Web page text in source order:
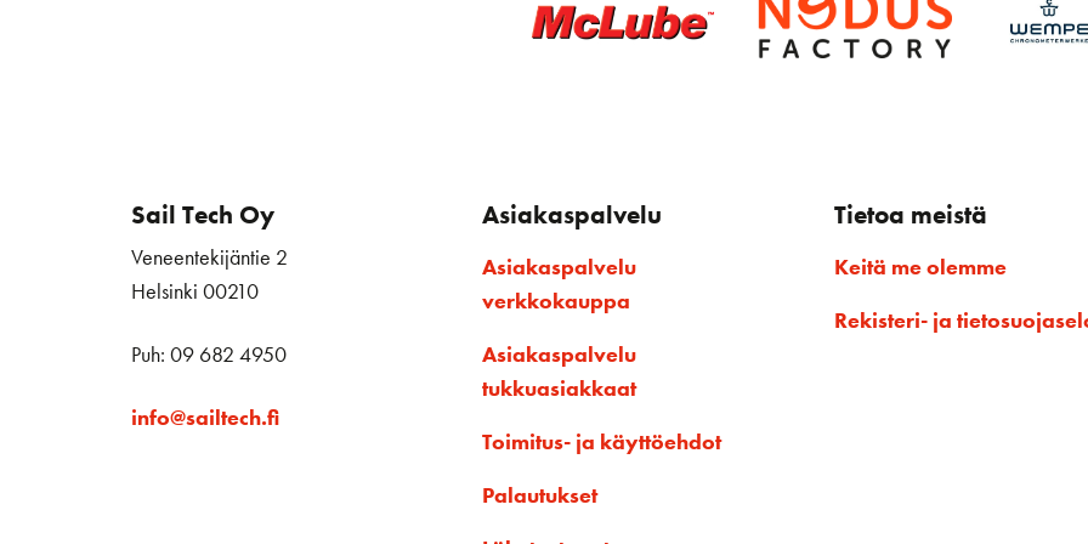
Sail Tech Oy
Veneentekijäntie 2
Helsinki 00210
Puh: 09 682 4950
info@sailtech.fi
Asiakaspalvelu
Asiakaspalvelu
verkkokauppa
Asiakaspalvelu
tukkuasiakkaat
Toimitus- ja käyttöehdot
Palautukset
Tietoa meistä
Keitä me olemme
Rekisteri- ja